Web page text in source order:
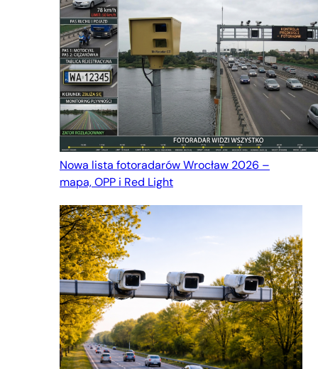
Nowa lista fotoradarów Wrocław 2026 –
mapa, OPP i Red Light